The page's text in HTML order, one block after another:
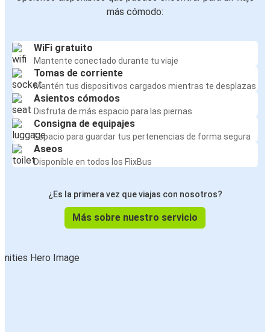
más cómodo:
WiFi gratuito
Mantente conectado durante tu viaje
Tomas de corriente
Mantén tus dispositivos cargados mientras te desplazas
Asientos cómodos
Disfruta de más espacio para las piernas
Consigna de equipajes
Espacio para guardar tus pertenencias de forma segura
Aseos
Disponible en todos los FlixBus
¿Es la primera vez que viajas con nosotros?
Más sobre nuestro servicio